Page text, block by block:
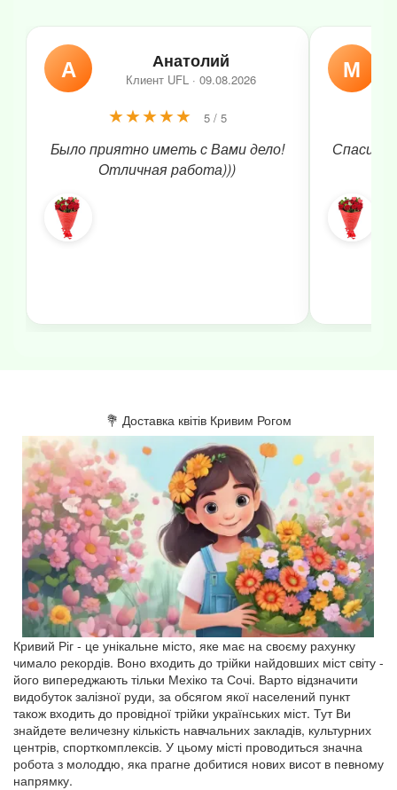
А Анатолий
Клиент UFL · 09.08.2026
★★★★★ 5 / 5
Было приятно иметь с Вами дело!
Отличная работа)))
М
Спасибо
💐 Доставка квітів Кривим Рогом
Кривий Ріг - це унікальне місто, яке має на своєму рахунку
чимало рекордів. Воно входить до трійки найдовших міст світу -
його випереджають тільки Мехіко та Сочі. Варто відзначити
видобуток залізної руди, за обсягом якої населений пункт
також входить до провідної трійки українських міст. Тут Ви
знайдете величезну кількість навчальних закладів, культурних
центрів, спорткомплексів. У цьому місті проводиться значна
робота з молоддю, яка прагне добитися нових висот в певному
напрямку.